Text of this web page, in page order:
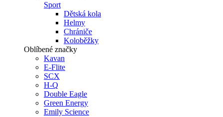
Sport
Dětská kola
Helmy
Chrániče
Koloběžky
Oblíbené značky
Kavan
E-Flite
SCX
H-Q
Double Eagle
Green Energy
Emily Science